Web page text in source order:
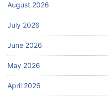
August 2026
July 2026
June 2026
May 2026
April 2026